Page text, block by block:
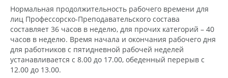
Нормальная продолжительность рабочего времени для
лиц Профессорско-Преподавательского состава
составляет 36 часов в неделю, для прочих категорий – 40
часов в неделю. Время начала и окончания рабочего дня
для работников с пятидневной рабочей неделей
устанавливается с 8.00 до 17.00, обеденный перерыв с
12.00 до 13.00.